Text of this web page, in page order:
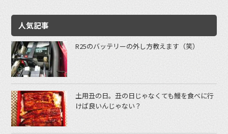
人気記事
R25のバッテリーの外し方教えます（笑）
土用丑の日。丑の日じゃなくても鰻を食べに行
けば良いんじゃない？